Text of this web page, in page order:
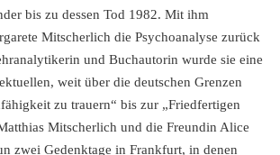
bis zu dessen Tod 1982. Mit ihm
Mitscherlich die Psychoanalyse zurück
und Buchautorin wurde sie eine
weit über die deutschen Grenzen
zu trauern“ bis zur „Friedfertigen
Mitscherlich und die Freundin Alice
zwei Gedenktage in Frankfurt, in denen